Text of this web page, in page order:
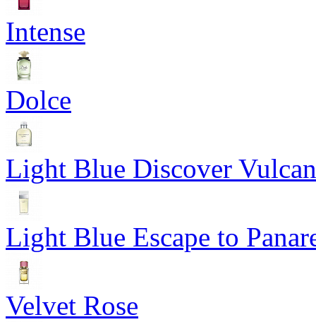
Intense
Dolce
Light Blue Discover
Light Blue Escape to
Velvet Rose